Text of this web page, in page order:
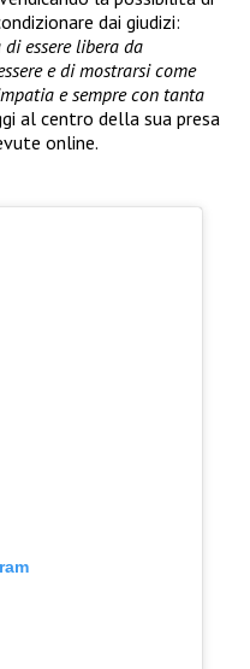
dai giudizi:
essere libera da
e di mostrarsi come
e sempre con tanta
al centro della sua presa
online.